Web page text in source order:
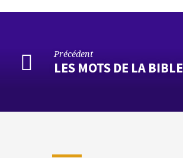
Précédent
LES MOTS DE LA BIBLE